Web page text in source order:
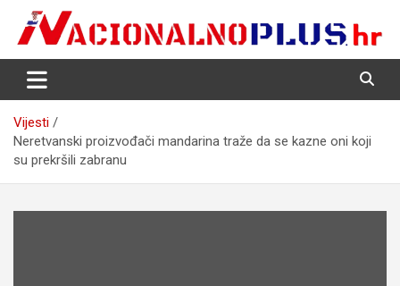
content
NacionalnoPlus.hr
Nacija želi znati više
Vijesti
Neretvanski proizvođači mandarina traže da se kazne oni koji
su prekršili zabranu